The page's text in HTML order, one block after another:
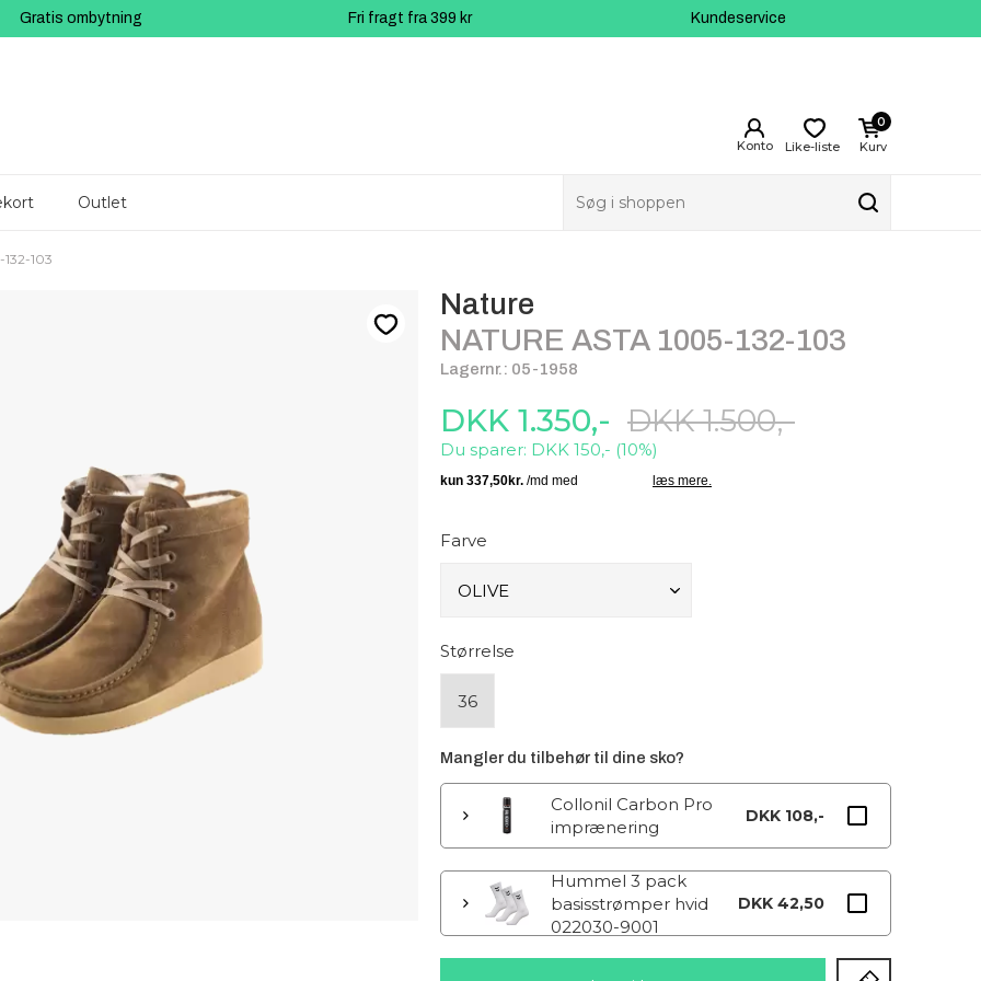
Gratis ombytning Fri fragt fra 399 kr Kundeservice
Kurv
0
Like-liste
Outlet
103
Nature
NATURE ASTA 1005-132-103
Lagernr.: 05-1958
DKK 1.500,-
Du sparer: DKK 150,- (10%)
DKK 1.350,-
Farve
Størrelse
36
Mangler du tilbehør til dine sko?
Collonil Carbon Pro
imprænering
DKK 108,-
Hummel 3 pack
basisstrømper hvid
022030-9001
DKK 42,50